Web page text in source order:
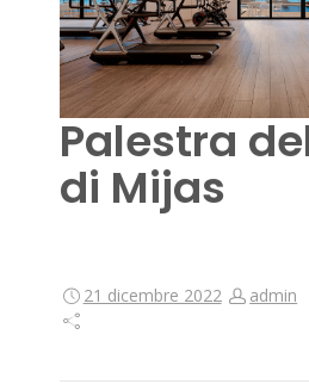
Palestra
di Mijas
21 dicembre 2022 admin